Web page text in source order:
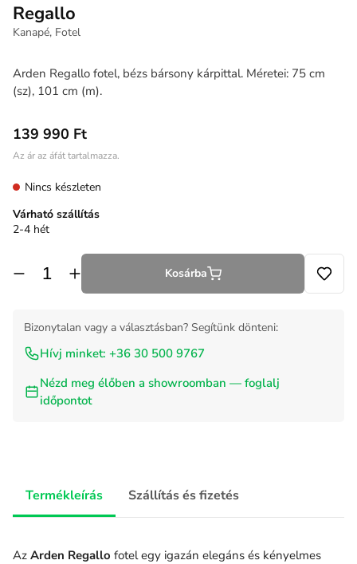
Regallo
Kanapé, Fotel
Arden Regallo fotel, bézs bársony kárpittal. Méretei: 75 cm
(sz), 101 cm (m).
139 990 Ft
Az ár az áfát tartalmazza.
Nincs készleten
Várható szállítás
2-4 hét
Kosárba
Bizonytalan vagy a választásban? Segítünk dönteni:
Hívj minket: +36 30 500 9767
Nézd meg élőben a showroomban — foglalj
időpontot
Termékleírás Szállítás és fizetés
Az Arden Regallo fotel egy igazán elegáns és kényelmes